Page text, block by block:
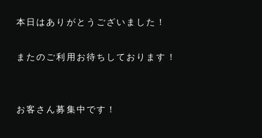
本日はありがとうございました！
またのご利用お待ちしております！
お客さん募集中です！